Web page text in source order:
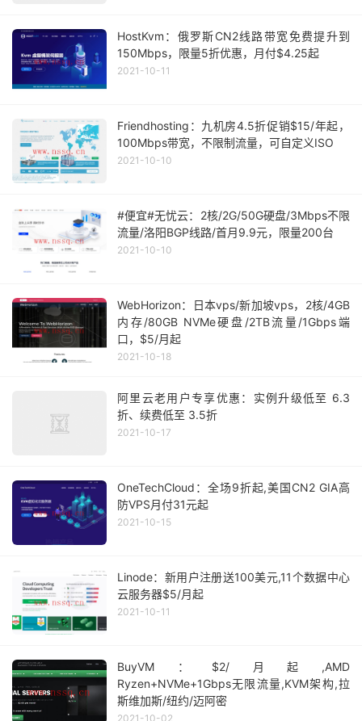
HostKvm：俄罗斯CN2线路带宽免费提升到
150Mbps，限量5折优惠，月付$4.25起
2021-10-11
Friendhosting：九机房4.5折促销$15/年起，
100Mbps带宽，不限制流量，可自定义ISO
2021-10-10
#便宜#无忧云：2核/2G/50G硬盘/3Mbps不限
流量/洛阳BGP线路/首月9.9元，限量200台
2021-10-10
WebHorizon：日本vps/新加坡vps，2核/4GB
内存/80GB NVMe硬盘/2TB流量/1Gbps端
口，$5/月起
2021-10-18
阿里云老用户专享优惠：实例升级低至 6.3
折、续费低至 3.5折
2021-10-17
OneTechCloud：全场9折起,美国CN2 GIA高
防VPS月付31元起
2021-10-15
Linode：新用户注册送100美元,11个数据中心
云服务器$5/月起
2021-10-11
BuyVM：$2/月起,AMD
Ryzen+NVMe+1Gbps无限流量,KVM架构,拉
斯维加斯/纽约/迈阿密
2021-10-02